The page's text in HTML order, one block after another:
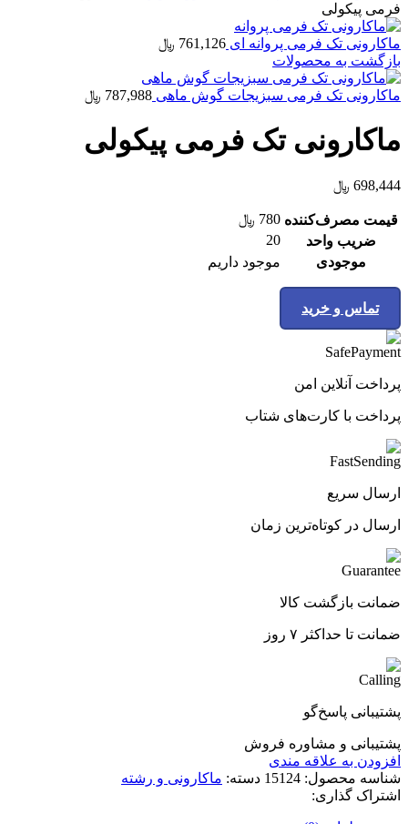
فرمی پیکولی
ماکارونی تک فرمی پروانه ای 761,126 ﷼
بازگشت به محصولات
ماکارونی تک فرمی سبزیجات گوش ماهی 787,988 ﷼
ماکارونی تک فرمی پیکولی
698,444 ﷼
قیمت مصرف‌کننده 780 ﷼
ضریب واحد
20
موجودی
موجود داریم
تماس و خرید
پرداخت آنلاین امن
پرداخت با کارت‌های شتاب
ارسال سریع
ارسال در کوتاه‌ترین زمان
ضمانت بازگشت کالا
ضمانت تا حداکثر ۷ روز
پشتیبانی پاسخ‌گو
پشتیبانی و مشاوره فروش
افزودن به علاقه مندی
شناسه محصول: 15124 دسته: ماکارونی و رشته
اشتراک گذاری: